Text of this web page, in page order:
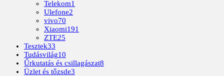
Telekom1
Ulefone2
vivo70
Xiaomi191
ZTE25
Tesztek33
Tudásvilág10
Űrkutatás és csillagászat8
Üzlet és tőzsde3